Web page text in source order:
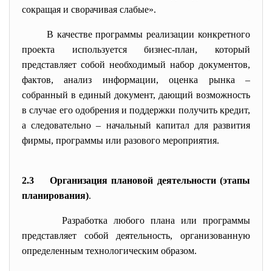
сокращая и сворачивая слабые».
В качестве программы реализации конкретного
проекта используется бизнес-план, который
представляет собой необходимый набор документов,
фактов, анализ информации, оценка рынка –
собранный в единый документ, дающий возможность
в случае его одобрения и поддержки получить кредит,
а следовательно – начальный капитал для развития
фирмы, программы или разового мероприятия.
2.3 Организация плановой деятельности (этапы
планирования).
Разработка любого плана или программы
представляет собой деятельность, организованную
определенным технологическим образом.